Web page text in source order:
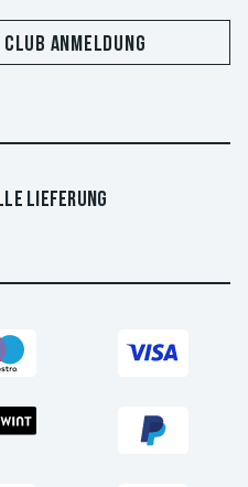
ANMELDUNG
LIEFERUNG